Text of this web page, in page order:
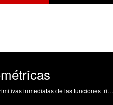
En este polimedia se deducen las primitivas inmediatas de las funciones trigonmétricas elementales, se introducen las pseudo-inmediatas correspondientes. Se muestra un ejemplo de manejo de funciones trigonmétricas (en el que se muestra que no siempre que aparezcan funciones trigonométricas, la primitiva será de tipo trigonométrico) Guirao Sánchez, AJ. (2015). Primitivas trigonométricas. https://riunet.upv.es/handle/10251/53130